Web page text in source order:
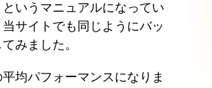
というマニュアルになってい
当サイトでも同じようにバッ
みました。
均パフォーマンスになりま